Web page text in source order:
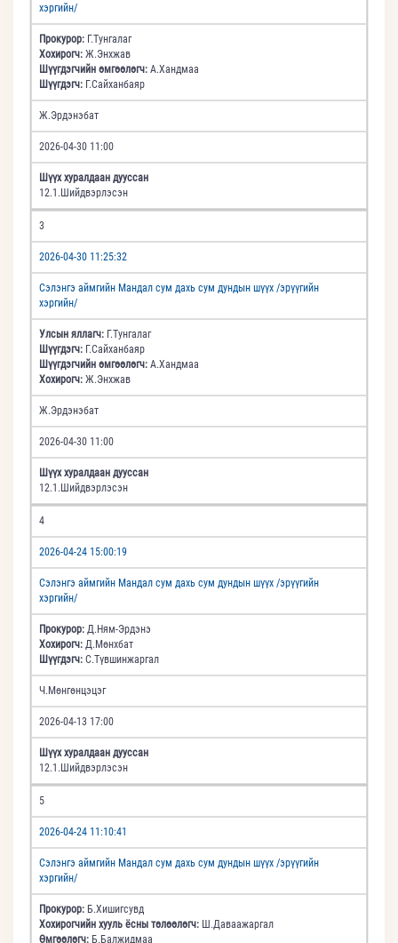
хэргийн/
Прокурор: Г.Тунгалаг
Хохирогч: Ж.Энхжав
Шүүгдэгчийн өмгөөлөгч: А.Хандмаа
Шүүгдэгч: Г.Сайханбаяр
Ж.Эрдэнэбат
2026-04-30 11:00
Шүүх хуралдаан дууссан
12.1.Шийдвэрлэсэн
3
2026-04-30 11:25:32
Сэлэнгэ аймгийн Мандал сум дахь сум дундын шүүх /эрүүгийн
хэргийн/
Улсын яллагч: Г.Тунгалаг
Шүүгдэгч: Г.Сайханбаяр
Шүүгдэгчийн өмгөөлөгч: А.Хандмаа
Хохирогч: Ж.Энхжав
Ж.Эрдэнэбат
2026-04-30 11:00
Шүүх хуралдаан дууссан
12.1.Шийдвэрлэсэн
4
2026-04-24 15:00:19
Сэлэнгэ аймгийн Мандал сум дахь сум дундын шүүх /эрүүгийн
хэргийн/
Прокурор: Д.Ням-Эрдэнэ
Хохирогч: Д.Мөнхбат
Шүүгдэгч: С.Түвшинжаргал
Ч.Мөнгөнцэцэг
2026-04-13 17:00
Шүүх хуралдаан дууссан
12.1.Шийдвэрлэсэн
5
2026-04-24 11:10:41
Сэлэнгэ аймгийн Мандал сум дахь сум дундын шүүх /эрүүгийн
хэргийн/
Прокурор: Б.Хишигсувд
Хохирогчийн хууль ёсны төлөөлөгч: Ш.Даваажаргал
Өмгөөлөгч: Б.Балжидмаа